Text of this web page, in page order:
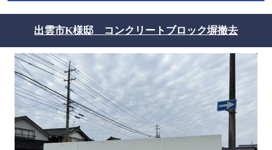
出雲市K様邸 コンクリートブロック塀撤去